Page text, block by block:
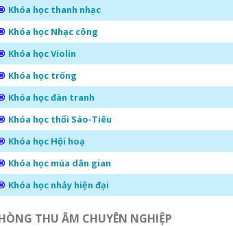
Khóa học thanh nhạc
Khóa học Nhạc công
Khóa học Violin
Khóa học trống
Khóa học đàn tranh
Khóa học thổi Sáo-Tiêu
Khóa học Hội hoạ
Khóa học múa dân gian
Khóa học nhảy hiện đại
THU ÂM CHUYÊN NGHIỆP